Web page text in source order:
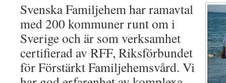
Svenska Familjehem har ramavtal
med 200 kommuner runt om i
Sverige och är som verksamhet
certifierad av RFF, Riksförbundet
för Förstärkt Familjehemsvård. Vi